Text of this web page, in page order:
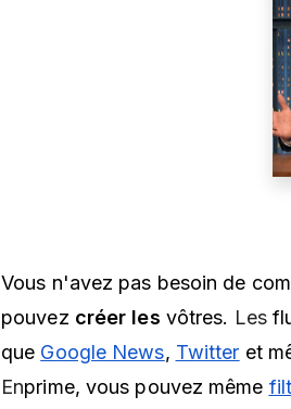
Vous n'avez pas besoin de
pouvez créer les vôtres. Les
que Google News, Twitter et
Enprime, vous pouvez même